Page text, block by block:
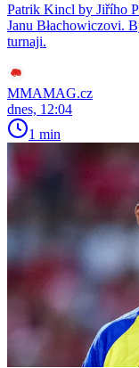
Patrik Kincl by Jiřího
Janu Błachowiczovi.
turnaji.
MMAMAG.cz
dnes, 12:04
1 min